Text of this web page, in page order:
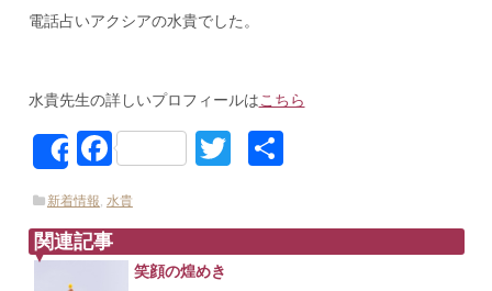
電話占いアクシアの水貴でした。
水貴先生の詳しいプロフィールはこちら
ShareFacebook Twitter
新着情報, 水貴
関連記事
笑顔の煌めき